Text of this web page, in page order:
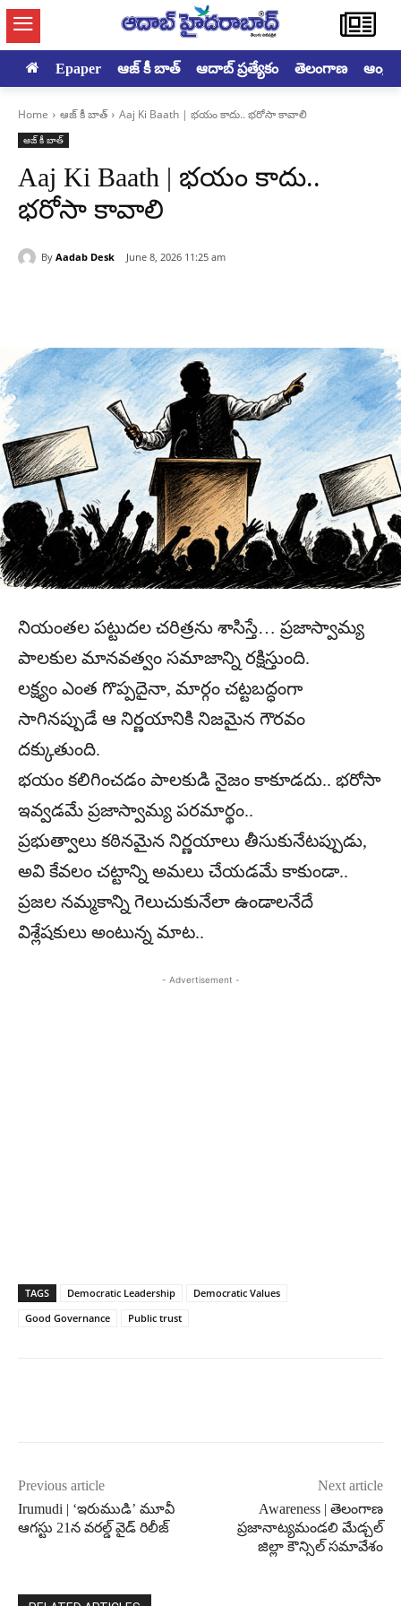
Epaper ఆజ్ కీ బాత్ ఆదాబ్ ప్రత్యేకం తెలంగాణ
Home ఆజ్ కీ బాత్ Aaj Ki Baath | భయం కాదు.. భరోసా కావాలి
ఆజ్ కీ బాత్
Aaj Ki Baath | భయం కాదు..
భరోసా కావాలి
By Aadab Desk June 8, 2026 11:25 am
నియంతల పట్టుదల చరిత్రను శాసిస్తే… ప్రజాస్వామ్య
పాలకుల మానవత్వం సమాజాన్ని రక్షిస్తుంది.
లక్ష్యం ఎంత గొప్పదైనా, మార్గం చట్టబద్ధంగా
సాగినప్పుడే ఆ నిర్ణయానికి నిజమైన గౌరవం
దక్కుతుంది.
భయం కలిగించడం పాలకుడి నైజం కాకూడదు.. భరోసా
ఇవ్వడమే ప్రజాస్వామ్య పరమార్థం..
ప్రభుత్వాలు కఠినమైన నిర్ణయాలు తీసుకునేటప్పుడు,
అవి కేవలం చట్టాన్ని అమలు చేయడమే కాకుండా..
ప్రజల నమ్మకాన్ని గెలుచుకునేలా ఉండాలనేదే
విశ్లేషకులు అంటున్న మాట..
- Advertisement -
TAGS Democratic Leadership
Democratic Values
Good Governance
Public trust
Previous article
Irumudi | ‘ఇరుముడి’ మూవీ
ఆగస్టు 21న వరల్డ్ వైడ్ రిలీజ్
Next article
Awareness | తెలంగాణ
ప్రజానాట్యమండలి మేడ్చల్
జిల్లా కౌన్సిల్ సమావేశం